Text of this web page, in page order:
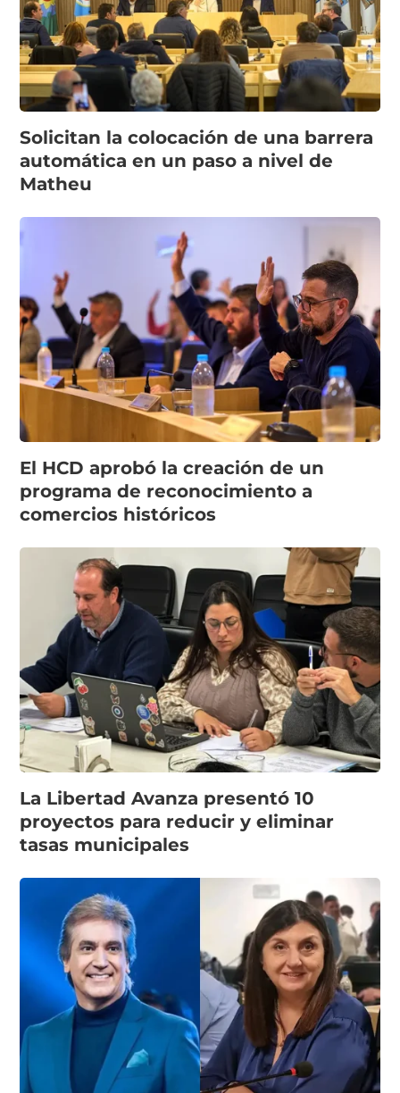
Solicitan la colocación de una barrera
automática en un paso a nivel de
Matheu
El HCD aprobó la creación de un
programa de reconocimiento a
comercios históricos
La Libertad Avanza presentó 10
proyectos para reducir y eliminar
tasas municipales